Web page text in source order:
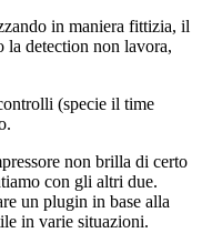
in maniera fittizia, il
detection non lavora,
(specie il time
non brilla di certo
con gli altri due.
un plugin in base alla
in varie situazioni.